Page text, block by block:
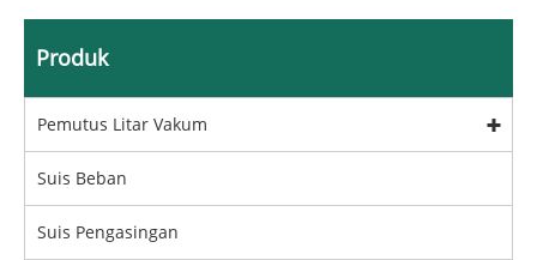
Produk
Pemutus Litar Vakum
Suis Beban
Suis Pengasingan